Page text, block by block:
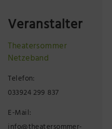
Veranstalter
Theatersommer
Netzeband
Telefon:
033924 299 837
E-Mail: